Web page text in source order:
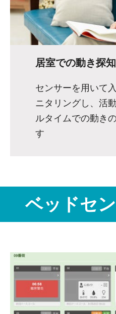
居室での動き探知
センサーを用いて
ニタリングし、活
ルタイムでの動き
す
ベッドセ